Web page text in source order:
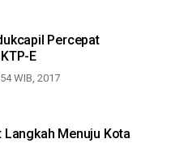
Percepat
E
WIB, 2017
Langkah Menuju Kota